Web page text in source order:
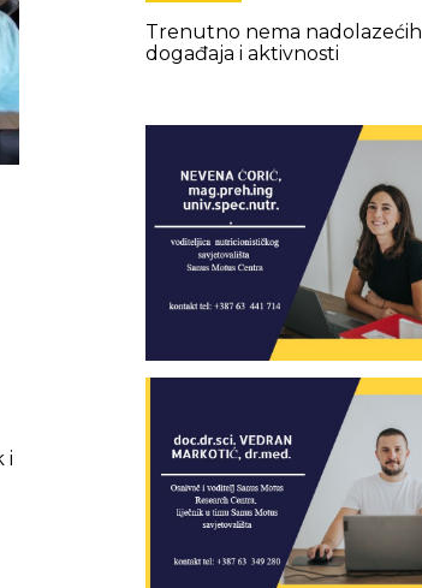
i
Trenutno nema nadolazećih
događaja i aktivnosti